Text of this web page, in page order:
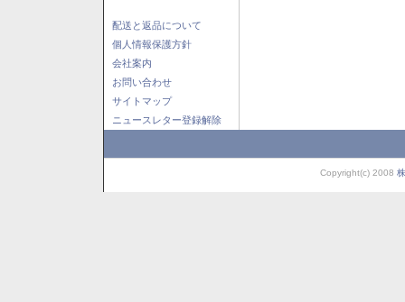
配送と返品について
個人情報保護方針
会社案内
お問い合わせ
サイトマップ
ニュースレター登録解除
Copyright(c) 2008